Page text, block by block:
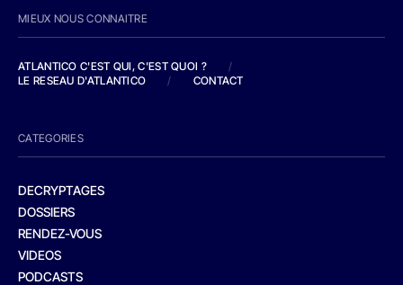
MIEUX NOUS CONNAITRE
ATLANTICO C'EST QUI, C'EST QUOI ?
/
LE RESEAU D'ATLANTICO
/ CONTACT
CATEGORIES
DECRYPTAGES
DOSSIERS
RENDEZ-VOUS
VIDEOS
PODCASTS